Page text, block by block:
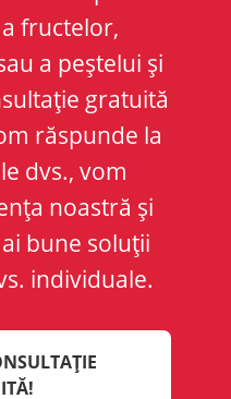
fructelor,
a peștelui și
gratuită
răspunde la
dvs., vom
noastră și
bune soluții
individuale.